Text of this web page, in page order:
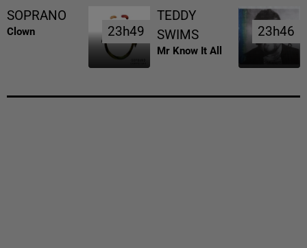
SOPRANO
Clown 23h49
23h49
TEDDY
SWIMS
Mr Know It All
23h46
23h46